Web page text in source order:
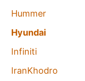
Hummer
Hyundai
Infiniti
IranKhodro